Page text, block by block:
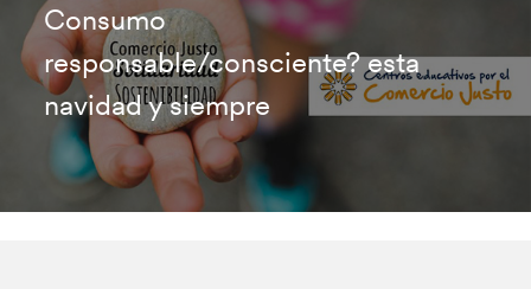
Consumo
responsable/consciente? esta
navidad y siempre